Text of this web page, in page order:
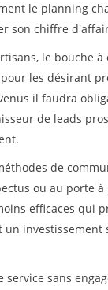
le planning
son chiffre
le bouche
les désirant
il faudra
de leads
de
ou au porte à
efficaces qui
investissement
sans